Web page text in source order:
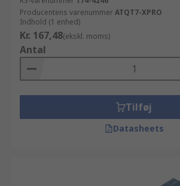
Producentens varenummerATQT7-XPRO
Indhold (1 enhed)
Kr. 167,48(ekskl. moms)
Antal
Tilføj
Datasheets